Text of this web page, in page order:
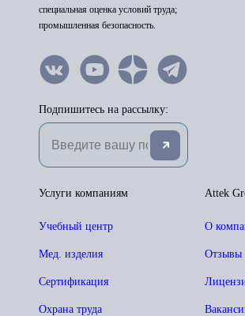
специальная оценка условий труда;
промышленная безопасность.
Подпишитесь на рассылку:
Attek
О
Отзывы
Услуги компаниям
Учебный центр
Мед. изделия
Сертификация
Охрана труда